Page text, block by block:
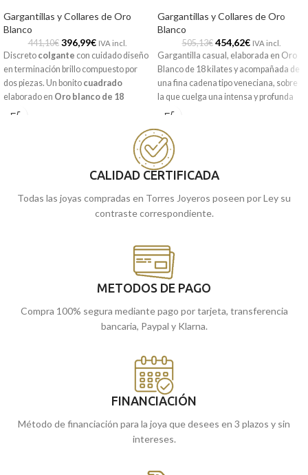
Gargantillas y Collares de Oro
Blanco
441,10€ 396,99€ IVA incl.
Discreto colgante con cuidado diseño
en terminación brillo compuesto por
dos piezas. Un bonito cuadrado
elaborado en Oro blanco de 18
quilates,
cuidadosamente tallada en forma de
llevarla en cualquier ocasión.
Puedes encontrarla en nuestras
tiendas de Málaga y Melilla, o si lo
Gargantillas y Collares de Oro
Blanco
505,13€ 454,62€ IVA incl.
Gargantilla casual, elaborada en Oro
Blanco de 18 kilates y acompañada de
una fina cadena tipo veneciana, sobre
la que cuelga una intensa y profunda
Esmeralda sintética talla oval en cuatro
perfecto para completar tu joyero.
Puedes encontrarla en nuestras
tiendas de Málaga, o si lo prefieres,
casa.
CALIDAD CERTIFICADA
Todas las joyas compradas en Torres Joyeros poseen por Ley su
contraste correspondiente.
METODOS DE PAGO
Compra 100% segura mediante pago por tarjeta, transferencia
bancaria, Paypal y Klarna.
FINANCIACIÓN
Método de financiación para la joya que desees en 3 plazos y sin
intereses.